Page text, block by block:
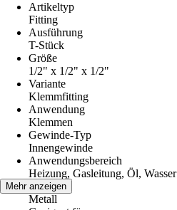
Artikeltyp
Fitting
Ausführung
T-Stück
Größe
1/2" x 1/2" x 1/2"
Variante
Klemmfitting
Anwendung
Klemmen
Gewinde-Typ
Innengewinde
Anwendungsbereich
Heizung, Gasleitung, Öl, Wasser
Material
Metall
Mehr anzeigen